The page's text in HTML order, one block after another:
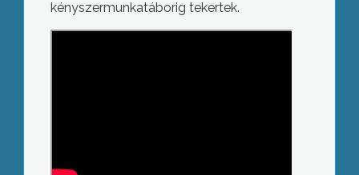
kényszermunkatáborig tekertek.